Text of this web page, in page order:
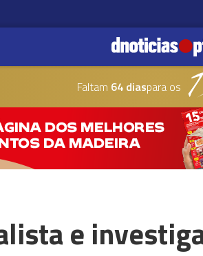
Faltam 64 diaspara os
e